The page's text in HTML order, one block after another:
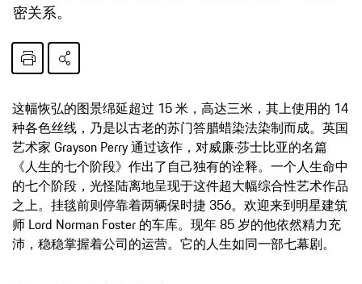
密关系。
这幅恢弘的图景绵延超过 15 米，高达三米，其上使用的 14
种各色丝线，乃是以古老的苏门答腊蜡染法染制而成。英国
艺术家 Grayson Perry 通过该作，对威廉·莎士比亚的名篇
《人生的七个阶段》作出了自己独有的诠释。一个人生命中
的七个阶段，光怪陆离地呈现于这件超大幅综合性艺术作品
之上。挂毯前则停靠着两辆保时捷 356。欢迎来到明星建筑
师 Lord Norman Foster 的车库。现年 85 岁的他依然精力充
沛，稳稳掌握着公司的运营。它的人生如同一部七幕剧。